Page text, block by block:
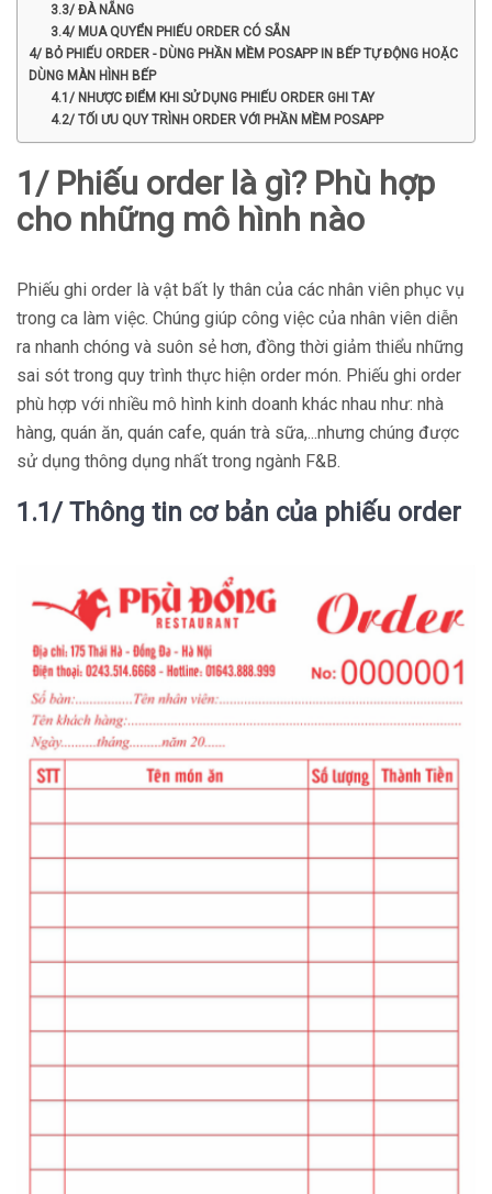
3.3/ ĐÀ NẴNG
3.4/ MUA QUYỂN PHIẾU ORDER CÓ SẴN
4/ BỎ PHIẾU ORDER - DÙNG PHẦN MỀM POSAPP IN BẾP TỰ ĐỘNG HOẶC
DÙNG MÀN HÌNH BẾP
4.1/ NHƯỢC ĐIỂM KHI SỬ DỤNG PHIẾU ORDER GHI TAY
4.2/ TỐI ƯU QUY TRÌNH ORDER VỚI PHẦN MỀM POSAPP
1/ Phiếu order là gì? Phù hợp
cho những mô hình nào
Phiếu ghi order là vật bất ly thân của các nhân viên phục vụ
trong ca làm việc. Chúng giúp công việc của nhân viên diễn
ra nhanh chóng và suôn sẻ hơn, đồng thời giảm thiểu những
sai sót trong quy trình thực hiện order món. Phiếu ghi order
phù hợp với nhiều mô hình kinh doanh khác nhau như: nhà
hàng, quán ăn, quán cafe, quán trà sữa,...nhưng chúng được
sử dụng thông dụng nhất trong ngành F&B.
1.1/ Thông tin cơ bản của phiếu order